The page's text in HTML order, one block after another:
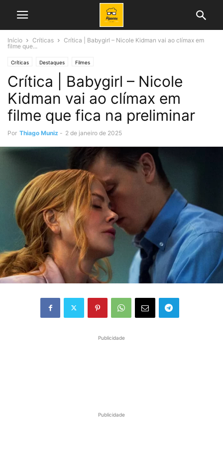
Início Críticas
Crítica | Babygirl – Nicole Kidman vai ao clímax em
filme que...
Críticas Destaques Filmes
Crítica | Babygirl – Nicole
Kidman vai ao clímax em
filme que fica na preliminar
Por Thiago Muniz - 2 de janeiro de 2025
Publicidade
Publicidade